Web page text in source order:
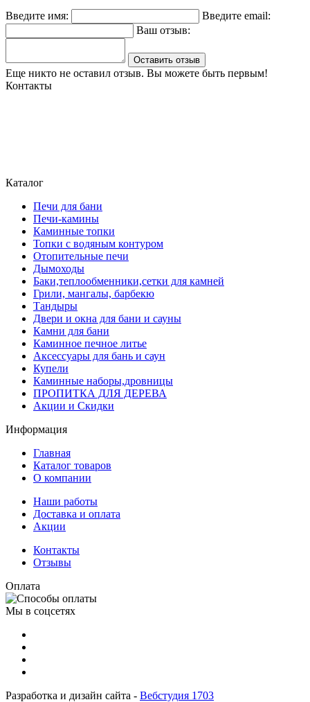
Введите имя:
Введите email:
Ваш отзыв:
Оставить отзыв
Еще никто не оставил отзыв. Вы можете быть первым!
Контакты
Каталог
Печи для бани
Печи-камины
Каминные топки
Топки с водяным контуром
Отопительные печи
Дымоходы
Баки,теплообменники,сетки для камней
Грили, мангалы, барбекю
Тандыры
Двери и окна для бани и сауны
Камни для бани
Каминное печное литье
Аксессуары для бань и саун
Купели
Каминные наборы,дровницы
ПРОПИТКА ДЛЯ ДЕРЕВА
Акции и Скидки
Информация
Главная
Каталог товаров
О компании
Наши работы
Доставка и оплата
Акции
Контакты
Отзывы
Оплата
Мы в соцсетях
Разработка и дизайн сайта - Вебстудия 1703